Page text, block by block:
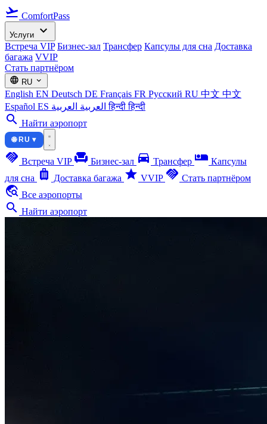
flight_takeoff ComfortPass
Услуги expand_more
Встреча VIP Бизнес-зал Трансфер Капсулы для сна Доставка
багажа VVIP
Стать партнёром
language RU expand_more
English EN Deutsch DE Français FR Русский RU 中文 中文
Español ES العربية العربية हिन्दीहिन्दी
search Найти аэропорт
🌐 RU ▾
handshake Встреча VIP chair Бизнес-зал directions_car Трансфер airline_seat_individual_suite Капсулы
для сна luggage Доставка багажа star VVIP handshake Стать партнёром
travel_explore Все аэропорты
search Найти аэропорт